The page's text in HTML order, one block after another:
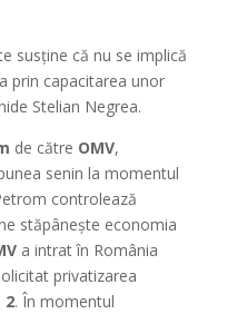
susține că nu se implică
prin capacitarea unor
Stelian Negrea.
de către OMV,
senin la momentul
controlează
stăpânește economia
a intrat în România
privatizarea
2. În momentul